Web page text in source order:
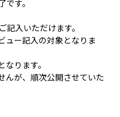
です。
入いただけます。
ュー記入の対象となりま
ります。
んが、順次公開させていた